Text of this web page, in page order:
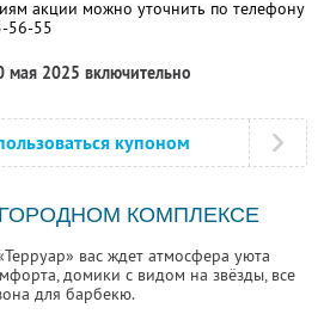
акции можно уточнить по телефону
56-55
мая 2025 включительно
купоном
КОМПЛЕКСЕ
вас ждет атмосфера уюта
домики с видом на звёзды, все
для барбекю.